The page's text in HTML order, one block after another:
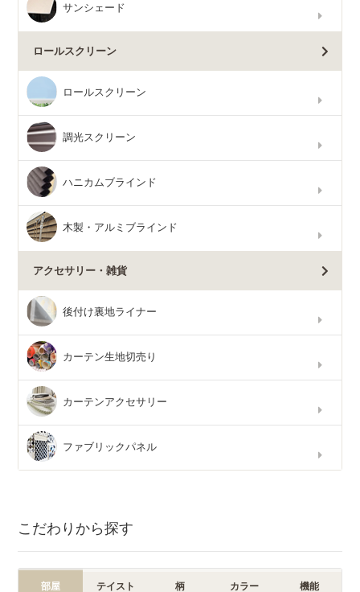
サンシェード
ロールスクリーン
ロールスクリーン
調光スクリーン
ハニカムブラインド
木製・アルミブラインド
アクセサリー・雑貨
後付け裏地ライナー
カーテン生地切売り
カーテンアクセサリー
ファブリックパネル
こだわりから探す
部屋 テイスト 柄 カラー 機能